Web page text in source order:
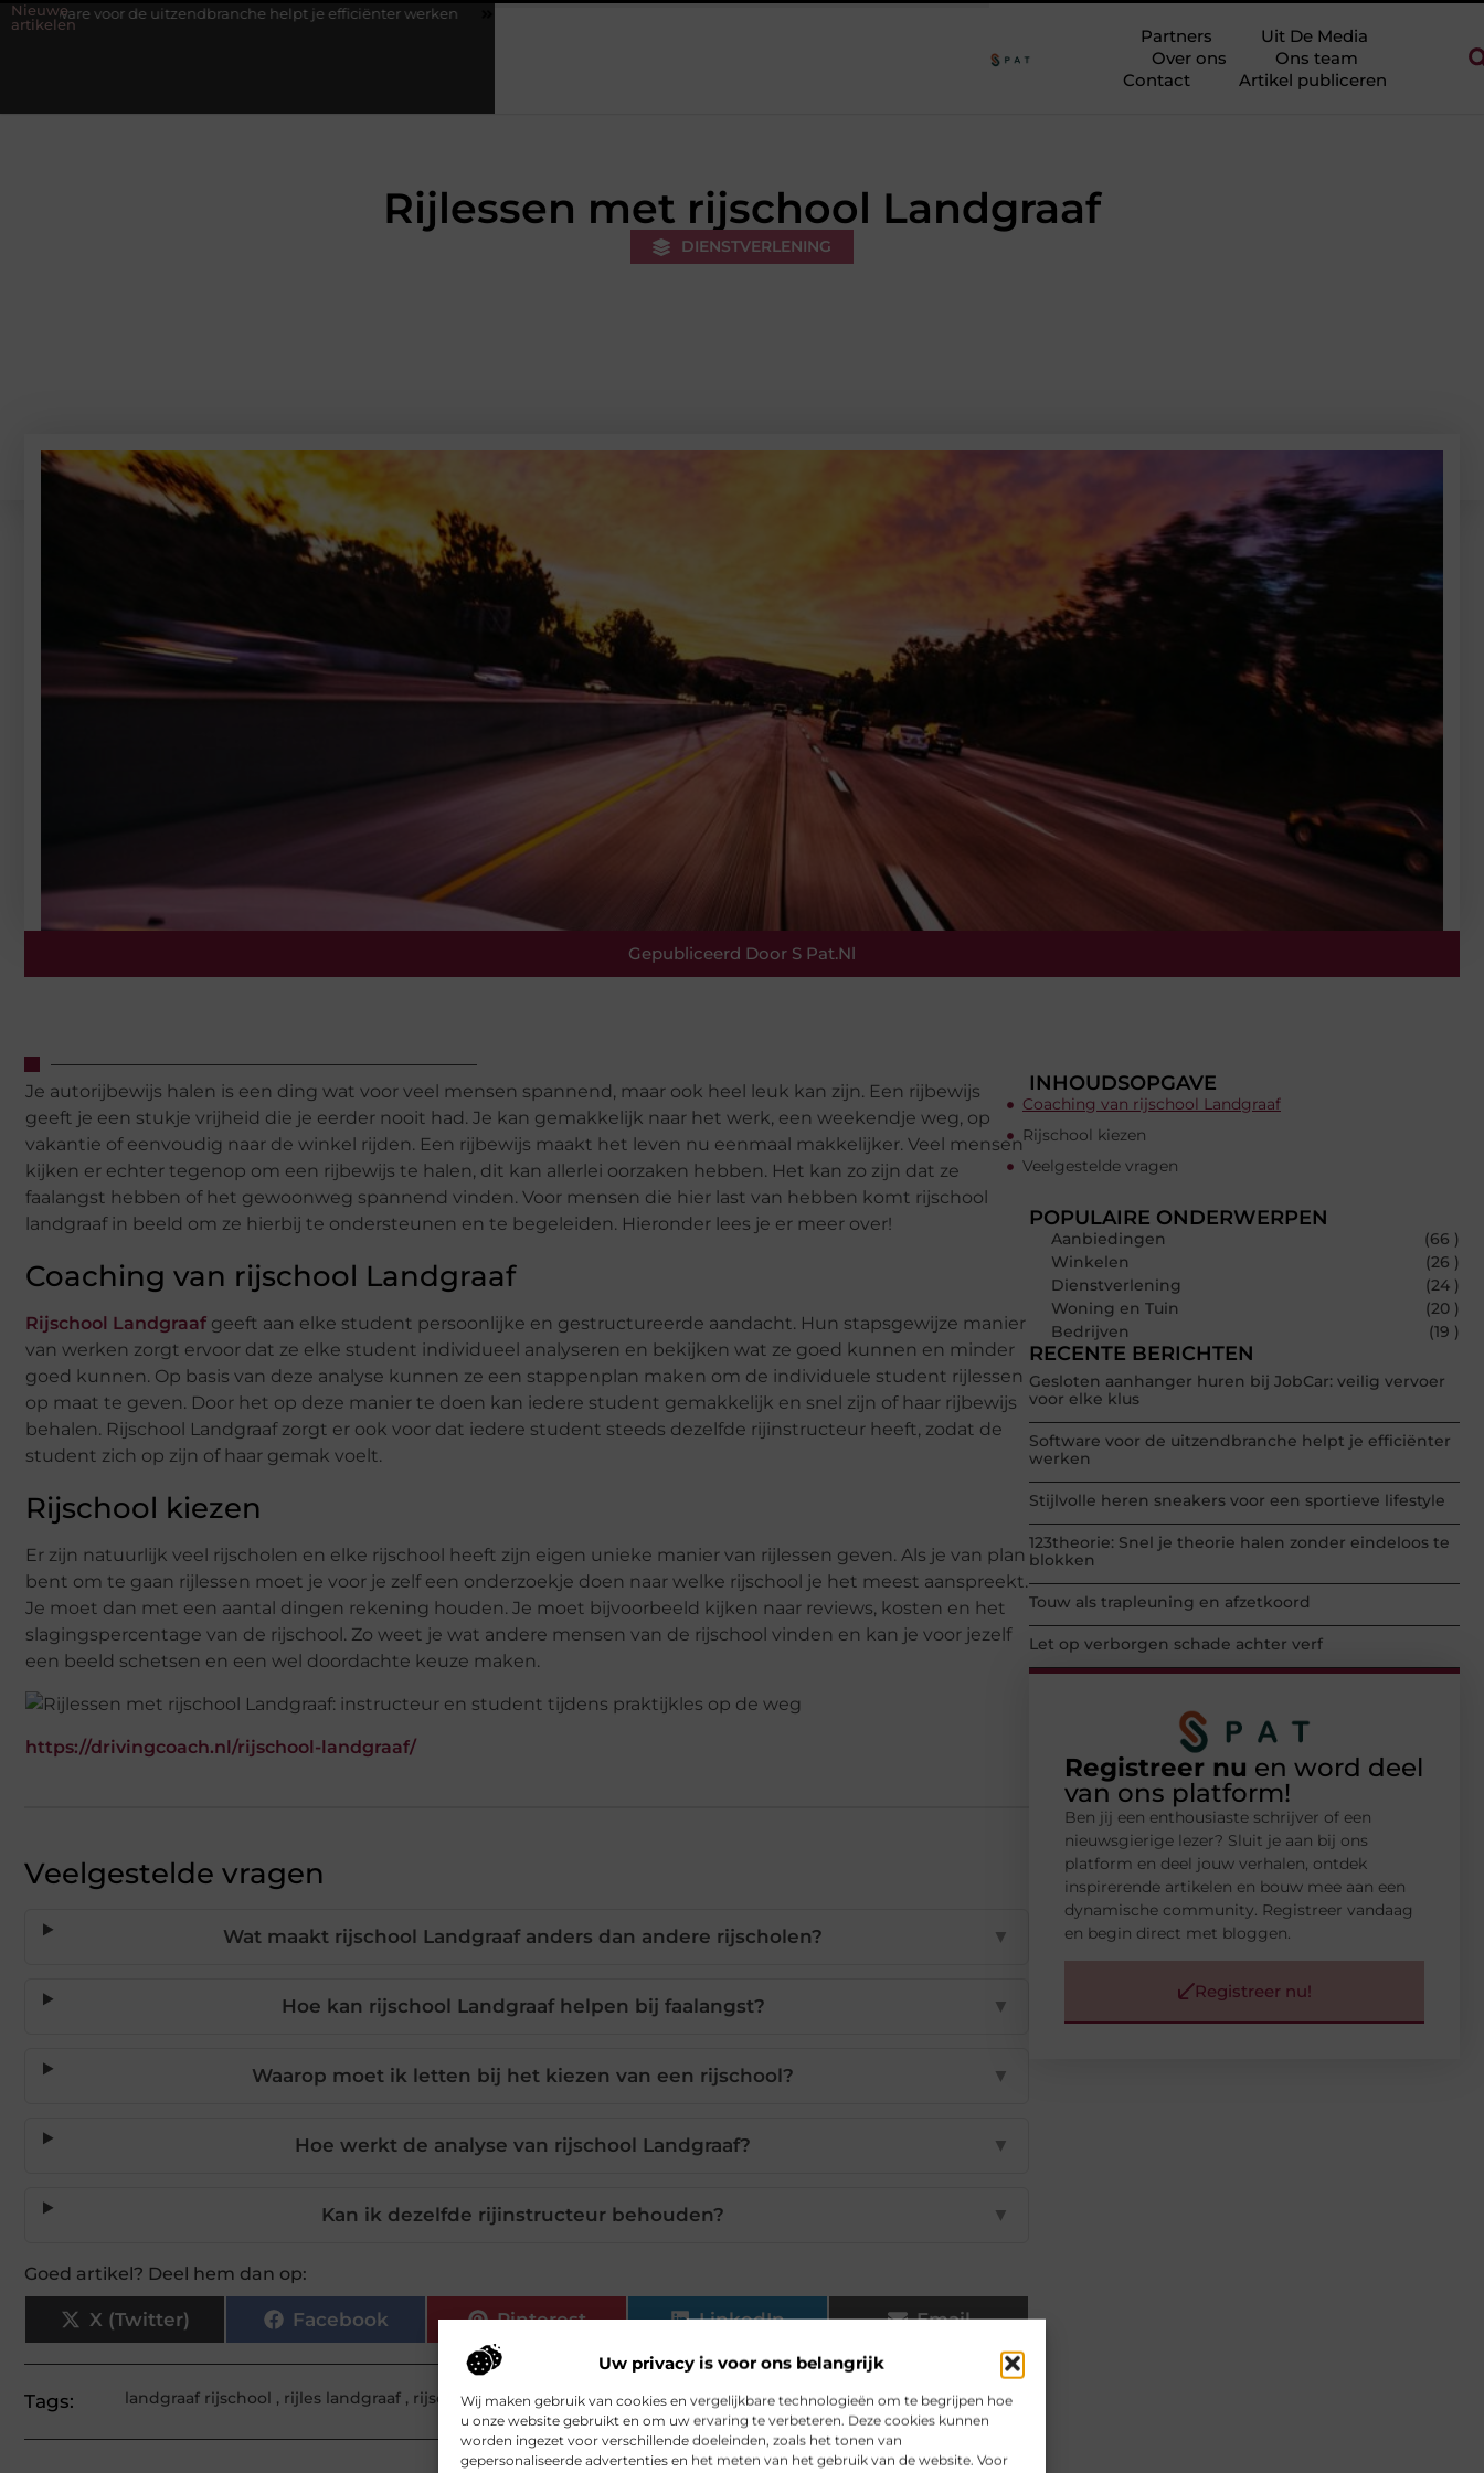
Uw privacy is voor ons belangrijk
Wij maken gebruik van cookies en vergelijkbare technologieën om te begrijpen hoe
u onze website gebruikt en om uw ervaring te verbeteren. Deze cookies kunnen
worden ingezet voor verschillende doeleinden, zoals het tonen van
gepersonaliseerde advertenties en het meten van het gebruik van de website. Voor
Nieuwe
artikelen
helpt je efficiënter werken Stijlvolle heren sneakers voor een sportieve lifestyle
Partners
Uit De Media
Over ons
Ons team
Contact
Artikel publiceren
Rijlessen met rijschool Landgraaf
DIENSTVERLENING
Gepubliceerd Door S Pat.nl
Je autorijbewijs halen is een ding wat voor veel mensen spannend, maar ook heel leuk kan zijn. Een rijbewijs
geeft je een stukje vrijheid die je eerder nooit had. Je kan gemakkelijk naar het werk, een weekendje weg, op
vakantie of eenvoudig naar de winkel rijden. Een rijbewijs maakt het leven nu eenmaal makkelijker. Veel mensen
kijken er echter tegenop om een rijbewijs te halen, dit kan allerlei oorzaken hebben. Het kan zo zijn dat ze
faalangst hebben of het gewoonweg spannend vinden. Voor mensen die hier last van hebben komt rijschool
landgraaf in beeld om ze hierbij te ondersteunen en te begeleiden. Hieronder lees je er meer over!
Coaching van rijschool Landgraaf
Rijschool Landgraaf geeft aan elke student persoonlijke en gestructureerde aandacht. Hun stapsgewijze manier
van werken zorgt ervoor dat ze elke student individueel analyseren en bekijken wat ze goed kunnen en minder
goed kunnen. Op basis van deze analyse kunnen ze een stappenplan maken om de individuele student rijlessen
op maat te geven. Door het op deze manier te doen kan iedere student gemakkelijk en snel zijn of haar rijbewijs
behalen. Rijschool Landgraaf zorgt er ook voor dat iedere student steeds dezelfde rijinstructeur heeft, zodat de
student zich op zijn of haar gemak voelt.
Rijschool kiezen
Er zijn natuurlijk veel rijscholen en elke rijschool heeft zijn eigen unieke manier van rijlessen geven. Als je van plan
bent om te gaan rijlessen moet je voor je zelf een onderzoekje doen naar welke rijschool je het meest aanspreekt.
Je moet dan met een aantal dingen rekening houden. Je moet bijvoorbeeld kijken naar reviews, kosten en het
slagingspercentage van de rijschool. Zo weet je wat andere mensen van de rijschool vinden en kan je voor jezelf
een beeld schetsen en een wel doordachte keuze maken.
https://drivingcoach.nl/rijschool-landgraaf/
Veelgestelde vragen
Wat maakt rijschool Landgraaf anders dan andere rijscholen? ▼
Hoe kan rijschool Landgraaf helpen bij faalangst? ▼
Waarop moet ik letten bij het kiezen van een rijschool? ▼
Hoe werkt de analyse van rijschool Landgraaf? ▼
Kan ik dezelfde rijinstructeur behouden? ▼
Goed artikel? Deel hem dan op:
X (Twitter) Facebook Pinterest LinkedIn Email
Tags: landgraaf rijschool , rijles landgraaf , rijschool landgraaf
INHOUDSOPGAVE
Coaching van rijschool Landgraaf
Rijschool kiezen
Veelgestelde vragen
POPULAIRE ONDERWERPEN
Aanbiedingen
(66 )
Winkelen
(26 )
Dienstverlening
(24 )
Woning en Tuin
(20 )
Bedrijven
(19 )
RECENTE BERICHTEN
Gesloten aanhanger huren bij JobCar: veilig vervoer
voor elke klus
Software voor de uitzendbranche helpt je efficiënter
werken
Stijlvolle heren sneakers voor een sportieve lifestyle
123theorie: Snel je theorie halen zonder eindeloos te
blokken
Touw als trapleuning en afzetkoord
Let op verborgen schade achter verf
Registreer nu en word deel
van ons platform!
Ben jij een enthousiaste schrijver of een
nieuwsgierige lezer? Sluit je aan bij ons
platform en deel jouw verhalen, ontdek
inspirerende artikelen en bouw mee aan een
dynamische community. Registreer vandaag
en begin direct met bloggen.
Registreer nu!